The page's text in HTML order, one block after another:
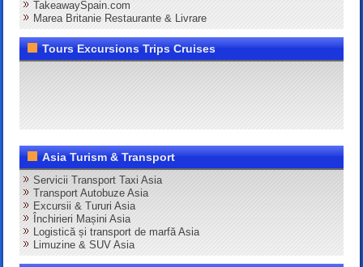
TakeawaySpain.com
Marea Britanie Restaurante & Livrare
Tours Excursions Trips Cruises
Asia Turism & Transport
Servicii Transport Taxi Asia
Transport Autobuze Asia
Excursii & Tururi Asia
Închirieri Mașini Asia
Logistică și transport de marfă Asia
Limuzine & SUV Asia